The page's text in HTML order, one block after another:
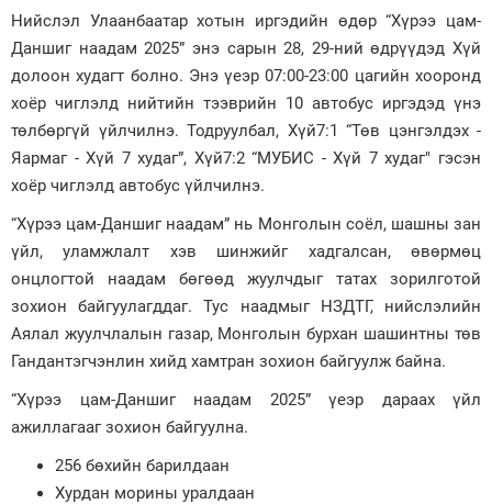
Нийслэл Улаанбаатар хотын иргэдийн өдөр “Хүрээ цам-
Даншиг наадам 2025” энэ сарын 28, 29-ний өдрүүдэд Хүй
долоон худагт болно. Энэ үеэр 07:00-23:00 цагийн хооронд
хоёр чиглэлд нийтийн тээврийн 10 автобус иргэдэд үнэ
төлбөргүй үйлчилнэ. Тодруулбал, Хүй7:1 “Төв цэнгэлдэх -
Яармаг - Хүй 7 худаг”, Хүй7:2 “МУБИС - Хүй 7 худаг" гэсэн
хоёр чиглэлд автобус үйлчилнэ.
“Хүрээ цам-Даншиг наадам” нь Монголын соёл, шашны зан
үйл, уламжлалт хэв шинжийг хадгалсан, өвөрмөц
онцлогтой наадам бөгөөд жуулчдыг татах зорилготой
зохион байгуулагддаг. Тус наадмыг НЗДТГ, нийслэлийн
Аялал жуулчлалын газар, Монголын бурхан шашинтны төв
Гандантэгчэнлин хийд хамтран зохион байгуулж байна.
“Хүрээ цам-Даншиг наадам 2025” үеэр дараах үйл
ажиллагааг зохион байгуулна.
256 бөхийн барилдаан
Хурдан морины уралдаан